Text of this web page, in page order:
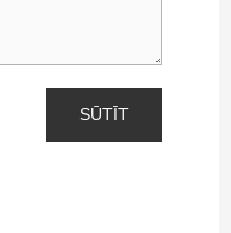
SŪTĪT